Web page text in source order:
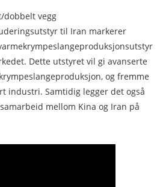
dobbelt vegg
til Iran markerer
Dette utstyret vil gi avanserte
og fremme
industri. Samtidig legger det også
mellom Kina og Iran på